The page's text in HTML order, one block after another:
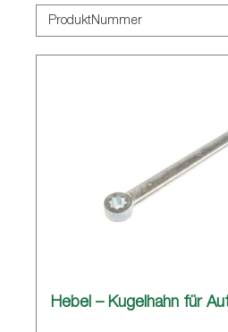
Hebel – Kugelhahn für